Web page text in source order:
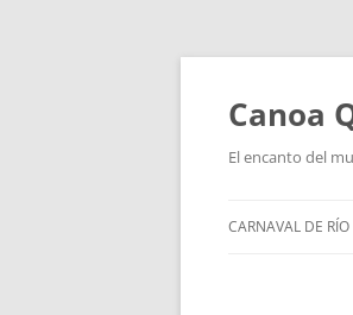
Saltar
Canoa
El encanto del
CARNAVAL DE RÍO